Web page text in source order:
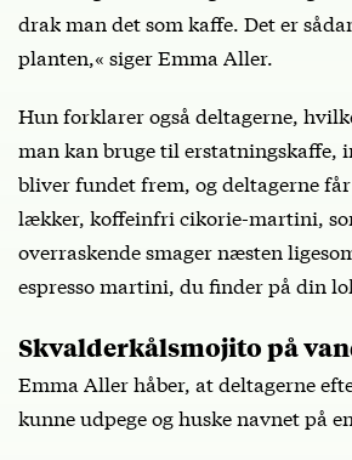
drak man det som kaffe. Det er
planten,« siger Emma Aller.
Hun forklarer også deltagerne,
man kan bruge til erstatningskaffe,
bliver fundet frem, og deltagerne
lækker, koffeinfri cikorie-martini,
overraskende smager næsten
espresso martini, du finder på din
Skvalderkålsmojito på
Emma Aller håber, at deltagerne
kunne udpege og huske navnet på